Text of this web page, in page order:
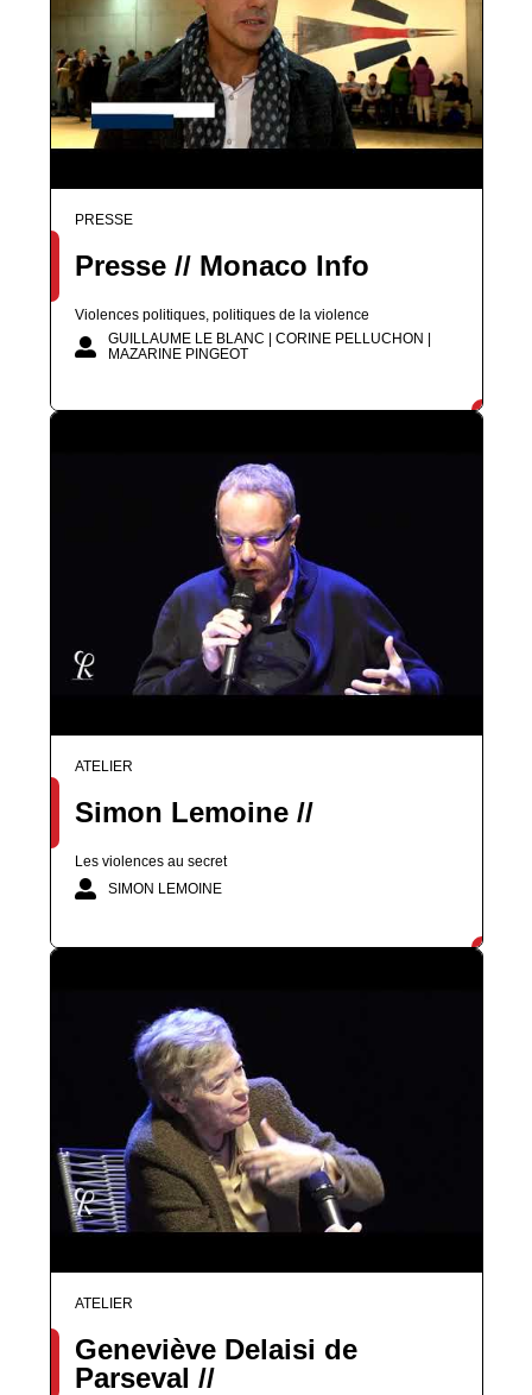
PRESSE
Presse // Monaco Info
Violences politiques, politiques de la violence
GUILLAUME LE BLANC | CORINE PELLUCHON |
MAZARINE PINGEOT
ATELIER
Simon Lemoine //
Les violences au secret
SIMON LEMOINE
ATELIER
Geneviève Delaisi de
Parseval //